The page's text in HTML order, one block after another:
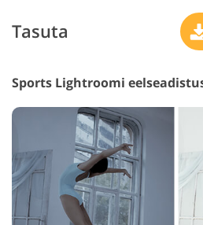
Tasuta
Sports Lightroomi